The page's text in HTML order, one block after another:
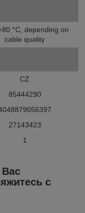
°C, depending on
cable quality
CZ
85444290
27143423
1
с